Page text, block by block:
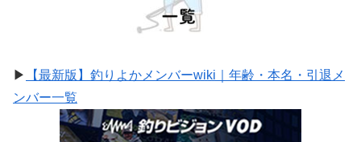
▶
【最新版】釣りよかメンバーwiki｜年齢・本名・引退メ
ンバー一覧